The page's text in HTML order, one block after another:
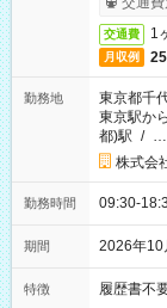
交通費 1
月収例
勤務地
東京都千
東京駅か
都)駅 / …
株式会
勤務時間 09:30-
期間 2026年
特徴 履歴書不